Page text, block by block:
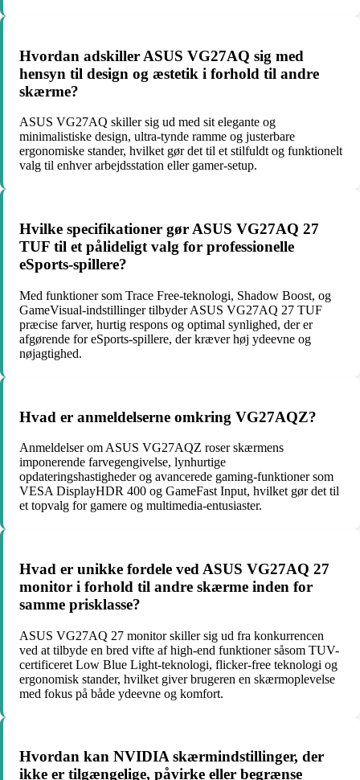
Hvordan adskiller ASUS VG27AQ sig med
hensyn til design og æstetik i forhold til andre
skærme?
ASUS VG27AQ skiller sig ud med sit elegante og
minimalistiske design, ultra-tynde ramme og justerbare
ergonomiske stander, hvilket gør det til et stilfuldt og funktionelt
valg til enhver arbejdsstation eller gamer-setup.
Hvilke specifikationer gør ASUS VG27AQ 27
TUF til et pålideligt valg for professionelle
eSports-spillere?
Med funktioner som Trace Free-teknologi, Shadow Boost, og
GameVisual-indstillinger tilbyder ASUS VG27AQ 27 TUF
præcise farver, hurtig respons og optimal synlighed, der er
afgørende for eSports-spillere, der kræver høj ydeevne og
nøjagtighed.
Hvad er anmeldelserne omkring VG27AQZ?
Anmeldelser om ASUS VG27AQZ roser skærmens
imponerende farvegengivelse, lynhurtige
opdateringshastigheder og avancerede gaming-funktioner som
VESA DisplayHDR 400 og GameFast Input, hvilket gør det til
et topvalg for gamere og multimedia-entusiaster.
Hvad er unikke fordele ved ASUS VG27AQ 27
monitor i forhold til andre skærme inden for
samme prisklasse?
ASUS VG27AQ 27 monitor skiller sig ud fra konkurrencen
ved at tilbyde en bred vifte af high-end funktioner såsom TUV-
certificeret Low Blue Light-teknologi, flicker-free teknologi og
ergonomisk stander, hvilket giver brugeren en skærmoplevelse
med fokus på både ydeevne og komfort.
Hvordan kan NVIDIA skærmindstillinger, der
ikke er tilgængelige, påvirke eller begrænse